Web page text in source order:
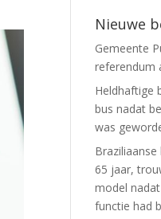
Nieuwe
Gemeente
referendum
Heldhaftige
bus nadat
was
65 jaar,
model
functie had